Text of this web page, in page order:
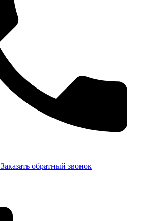
Заказать обратный звонок